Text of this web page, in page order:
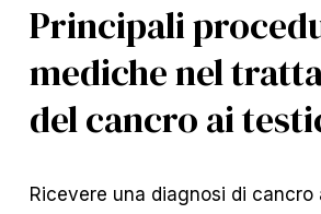
Principali
mediche nel
del cancro ai
Ricevere una diagnosi di cancro